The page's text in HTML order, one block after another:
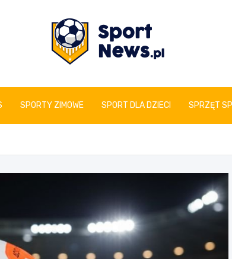
www.sportnews.pl
SPORTY ZIMOWE SPORT DLA DZIECI SPRZĘT